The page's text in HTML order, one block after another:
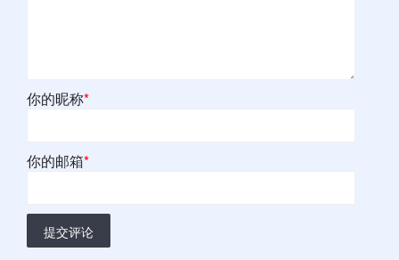
你的昵称*
你的邮箱*
提交评论